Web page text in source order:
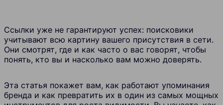
Ссылки уже не гарантируют успех: поисковики
учитывают всю картину вашего присутствия в сети.
Они смотрят, где и как часто о вас говорят, чтобы
понять, кто вы и насколько вам можно доверять.
Эта статья покажет вам, как работают упоминания
бренда и как превратить их в один из самых мощных